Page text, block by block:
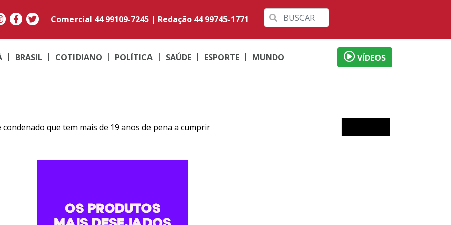
Comercial 44 99109-7245 | Redação 44 99745-1771
BRASIL COTIDIANO POLÍTICA SAÚDE ESPORTE MUNDO VÍDEOS
condenado que tem mais de 19 anos de pena a cumprir
colisão entre carro e motocicleta no centro de Umuarama